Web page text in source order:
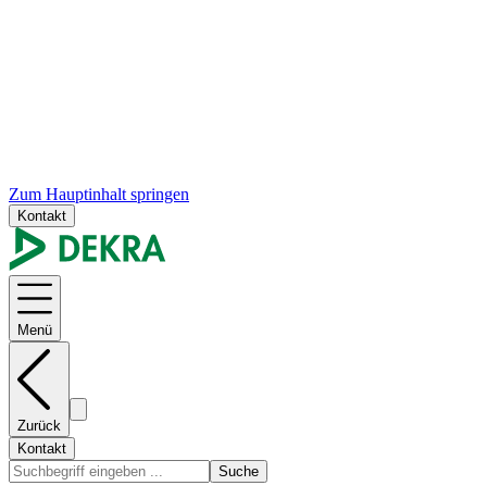
Zum Hauptinhalt springen
Kontakt
Menü
Zurück
Kontakt
Suche